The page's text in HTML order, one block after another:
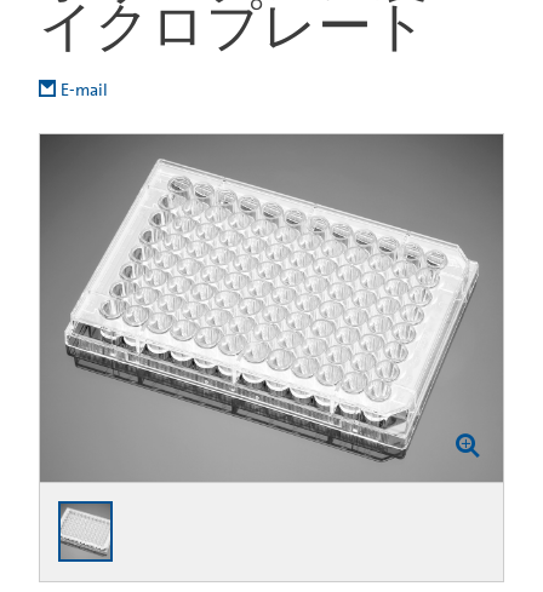
イクロプレート
E-mail